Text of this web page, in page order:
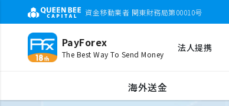
資金移動業者 関東財務局第00010号
PayForex
The Best Way To Send Money
法人提携
海外送金
携帯電話番号入力